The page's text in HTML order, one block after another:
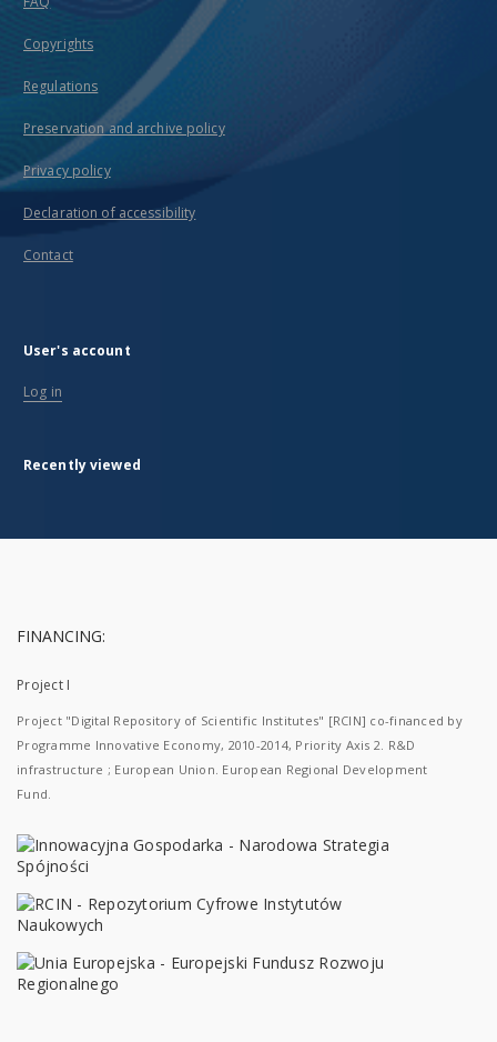
Copyrights
Regulations
Preservation and archive policy
Privacy policy
Declaration of accessibility
Contact
User's account
Log in
Recently viewed
FINANCING:
Project I
Project "Digital Repository of Scientific Institutes" [RCIN] co-financed by
Programme Innovative Economy, 2010-2014, Priority Axis 2. R&D
infrastructure ; European Union. European Regional Development
Fund.